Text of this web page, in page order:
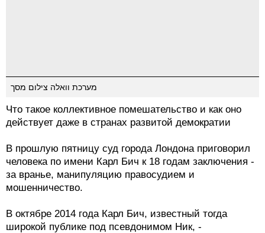
מערכת וואלה צילום מסך
Что такое коллективное помешательство и как оно
действует даже в странах развитой демократии
В прошлую пятницу суд города Лондона приговорил
человека по имени Карл Бич к 18 годам заключения -
за вранье, манипуляцию правосудием и
мошенничество.
В октябре 2014 года Карл Бич, известный тогда
широкой публике под псевдонимом Ник, -